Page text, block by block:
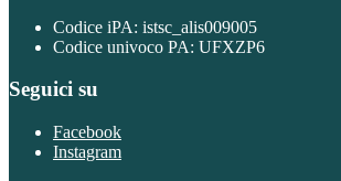
Codice iPA: istsc_alis009005
Codice univoco PA: UFXZP6
Seguici su
Facebook
Instagram